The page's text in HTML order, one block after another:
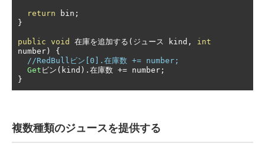
return bin ;
}
public void 在庫を追加する(ジュース kind ,
int
number )
{
//RedBullビン[0].在庫数 += number;
Get ビン( kind ).在庫数 += number ;
}
複数種類のジュースを提供する